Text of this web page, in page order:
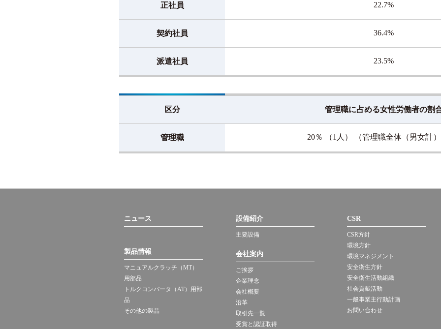
正社員 22.7%
契約社員 36.4%
派遣社員 23.5%
区分 管理職に占める女性労働者の割
管理職 20％ （1人） （管理職全体（男女計
ニュース
製品情報
マニュアルクラッチ（MT）
用部品
トルクコンバータ（AT）用部
品
その他の製品
設備紹介
主要設備
会社案内
ご挨拶
企業理念
会社概要
沿革
取引先一覧
受賞と認証取得
CSR
CSR方針
環境方針
環境マネジメント
安全衛生方針
安全衛生活動組織
社会貢献活動
一般事業主行動計画
お問い合わせ